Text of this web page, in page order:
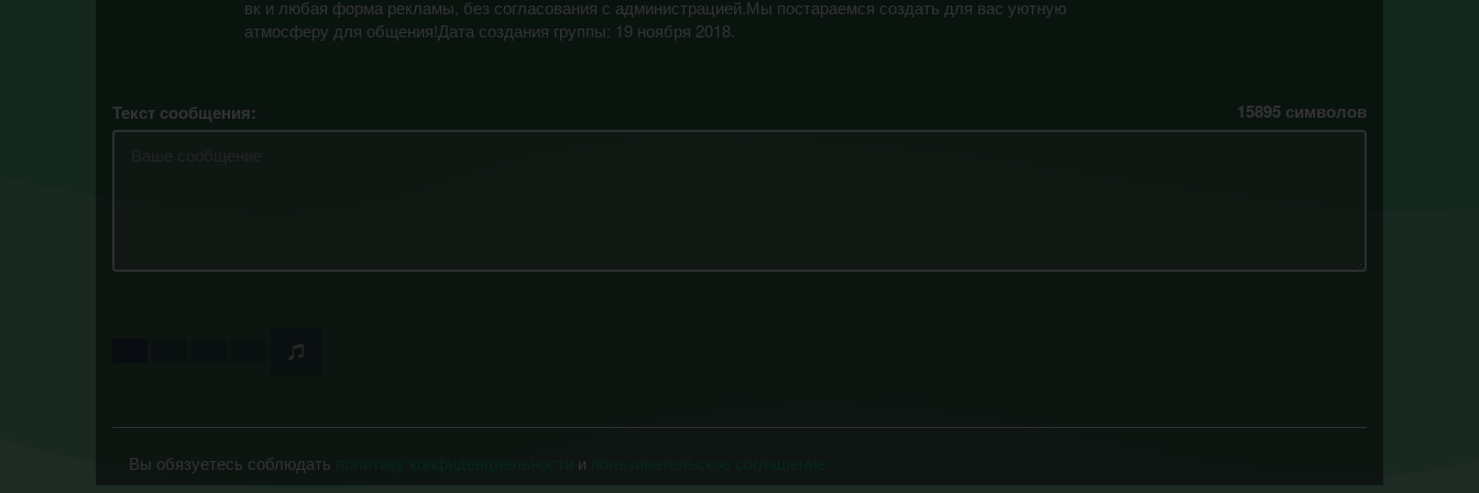
вк и любая форма рекламы, без согласования с администрацией.Мы постараемся создать для вас уютную
атмосферу для общения!Дата создания группы: 19 ноября 2018.
Текст сообщения: 15895 символов
Вы обязуетесь соблюдать и